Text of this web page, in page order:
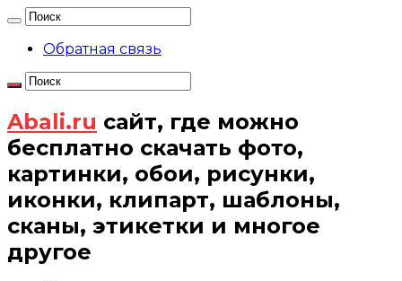
Обратная связь
Abali.ru сайт, где можно
бесплатно скачать фото,
картинки, обои, рисунки,
иконки, клипарт, шаблоны,
сканы, этикетки и многое
другое